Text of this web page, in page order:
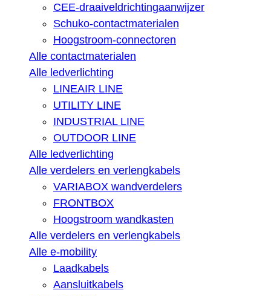
CEE-draaiveldrichtingaanwijzer
Schuko-contactmaterialen
Hoogstroom-connectoren
Alle contactmaterialen
Alle ledverlichting
LINEAIR LINE
UTILITY LINE
INDUSTRIAL LINE
OUTDOOR LINE
Alle ledverlichting
Alle verdelers en verlengkabels
VARIABOX wandverdelers
FRONTBOX
Hoogstroom wandkasten
Alle verdelers en verlengkabels
Alle e-mobility
Laadkabels
Aansluitkabels